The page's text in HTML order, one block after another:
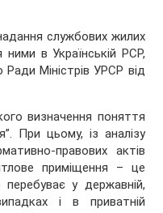
службових жилих
ними в Українській РСР,
Міністрів УРСР від
визначення поняття
При цьому, із аналізу
правових актів
приміщення – це
у державній,
і в приватній